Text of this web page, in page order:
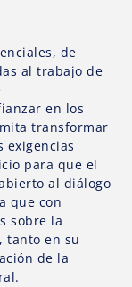
de
al trabajo de
en los
transformar
exigencias
para que el
al diálogo
que con
sobre la
tanto en su
de la